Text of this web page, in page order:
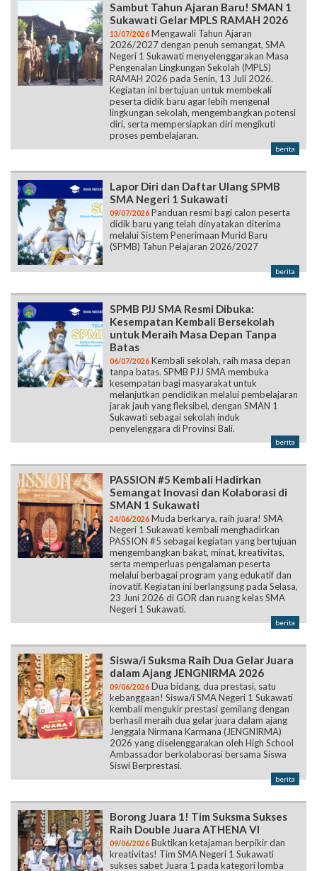
Sambut Tahun Ajaran Baru! SMAN 1
Sukawati Gelar MPLS RAMAH 2026
13/07/2026 Mengawali Tahun Ajaran
2026/2027 dengan penuh semangat, SMA
Negeri 1 Sukawati menyelenggarakan Masa
Pengenalan Lingkungan Sekolah (MPLS)
RAMAH 2026 pada Senin, 13 Juli 2026.
Kegiatan ini bertujuan untuk membekali
peserta didik baru agar lebih mengenal
lingkungan sekolah, mengembangkan potensi
diri, serta mempersiapkan diri mengikuti
proses pembelajaran.
berita
Lapor Diri dan Daftar Ulang SPMB
SMA Negeri 1 Sukawati
09/07/2026 Panduan resmi bagi calon peserta
didik baru yang telah dinyatakan diterima
melalui Sistem Penerimaan Murid Baru
(SPMB) Tahun Pelajaran 2026/2027
berita
SPMB PJJ SMA Resmi Dibuka:
Kesempatan Kembali Bersekolah
untuk Meraih Masa Depan Tanpa
Batas
06/07/2026 Kembali sekolah, raih masa depan
tanpa batas. SPMB PJJ SMA membuka
kesempatan bagi masyarakat untuk
melanjutkan pendidikan melalui pembelajaran
jarak jauh yang fleksibel, dengan SMAN 1
Sukawati sebagai sekolah induk
penyelenggara di Provinsi Bali.
berita
PASSION #5 Kembali Hadirkan
Semangat Inovasi dan Kolaborasi di
SMAN 1 Sukawati
24/06/2026 Muda berkarya, raih juara! SMA
Negeri 1 Sukawati kembali menghadirkan
PASSION #5 sebagai kegiatan yang bertujuan
mengembangkan bakat, minat, kreativitas,
serta memperluas pengalaman peserta
melalui berbagai program yang edukatif dan
inovatif. Kegiatan ini berlangsung pada Selasa,
23 Juni 2026 di GOR dan ruang kelas SMA
Negeri 1 Sukawati.
berita
Siswa/i Suksma Raih Dua Gelar Juara
dalam Ajang JENGNIRMA 2026
09/06/2026 Dua bidang, dua prestasi, satu
kebanggaan! Siswa/i SMA Negeri 1 Sukawati
kembali mengukir prestasi gemilang dengan
berhasil meraih dua gelar juara dalam ajang
Jenggala Nirmana Karmana (JENGNIRMA)
2026 yang diselenggarakan oleh High School
Ambassador berkolaborasi bersama Siswa
Siswi Berprestasi.
berita
Borong Juara 1! Tim Suksma Sukses
Raih Double Juara ATHENA VI
09/06/2026 Buktikan ketajaman berpikir dan
kreativitas! Tim SMA Negeri 1 Sukawati
sukses sabet Juara 1 pada kategori lomba